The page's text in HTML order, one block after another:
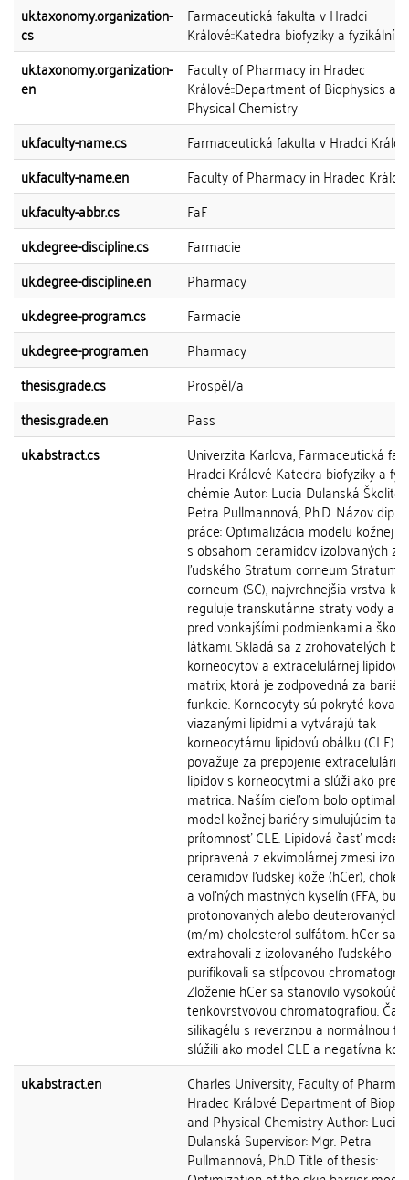
uk.taxonomy.organization-
cs
Farmaceutická fakulta v Hradci
Králové::Katedra biofyziky a fyzikální
uk.taxonomy.organization-
en
Faculty of Pharmacy in Hradec
Králové::Department of Biophysics
Physical Chemistry
uk.faculty-name.cs
Farmaceutická fakulta v Hradci
uk.faculty-name.en
Faculty of Pharmacy in Hradec
uk.faculty-abbr.cs
FaF
uk.degree-discipline.cs
Farmacie
uk.degree-discipline.en
Pharmacy
uk.degree-program.cs
Farmacie
uk.degree-program.en
Pharmacy
thesis.grade.cs
Prospěl/a
thesis.grade.en
Pass
uk.abstract.cs
Univerzita Karlova, Farmaceutická
Hradci Králové Katedra biofyziky a
chémie Autor: Lucia Dulanská
Petra Pullmannová, Ph.D. Názov
práce: Optimalizácia modelu kožnej
s obsahom ceramidov izolovaných z
ľudského Stratum corneum Stratum
corneum (SC), najvrchnejšia vrstva
reguluje transkutánne straty vody a
pred vonkajšími podmienkami a
látkami. Skladá sa z zrohovatelých
korneocytov a extracelulárnej lipidovej
matrix, ktorá je zodpovedná za
funkcie. Korneocyty sú pokryté
viazanými lipidmi a vytvárajú tak
korneocytárnu lipidovú obálku (CLE).
považuje za prepojenie
lipidov s korneocytmi a slúži ako
matrica. Naším cieľom bolo
model kožnej bariéry simulujúcim
prítomnosť CLE. Lipidová časť
pripravená z ekvimolárnej zmesi
ceramidov ľudskej kože (hCer),
a voľných mastných kyselín (FFA, buď
protonovaných alebo deuterovaných)
(m/m) cholesterol-sulfátom. hCer sa
extrahovali z izolovaného ľudského
purifikovali sa stĺpcovou
Zloženie hCer sa stanovilo
tenkovrstvovou chromatografiou.
silikagélu s reverznou a normálnou
slúžili ako model CLE a negatívna
uk.abstract.en
Charles University, Faculty of
Hradec Králové Department of
and Physical Chemistry Author: Lucia
Dulanská Supervisor: Mgr. Petra
Pullmannová, Ph.D Title of thesis: